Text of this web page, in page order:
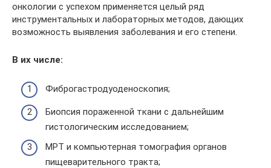
онкологии с успехом применяется целый ряд
инструментальных и лабораторных методов, дающих
возможность выявления заболевания и его степени.
В их числе:
Фиброгастродуоденоскопия;
Биопсия пораженной ткани с дальнейшим
гистологическим исследованием;
МРТ и компьютерная томография органов
пищеварительного тракта;